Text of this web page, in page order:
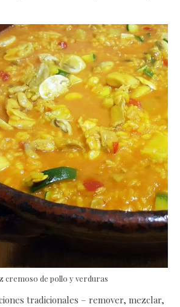
cremoso de pollo y verduras
tradicionales – remover, mezclar,